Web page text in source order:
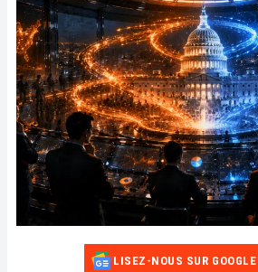
LISEZ-NOUS SUR GOOGLE